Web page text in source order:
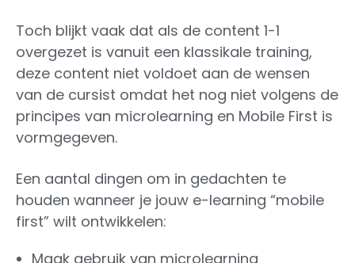
Toch blijkt vaak dat als de content 1-1
overgezet is vanuit een klassikale training,
deze content niet voldoet aan de wensen
van de cursist omdat het nog niet volgens de
principes van microlearning en Mobile First is
vormgegeven.
Een aantal dingen om in gedachten te
houden wanneer je jouw e-learning “mobile
first” wilt ontwikkelen:
Maak gebruik van microlearning